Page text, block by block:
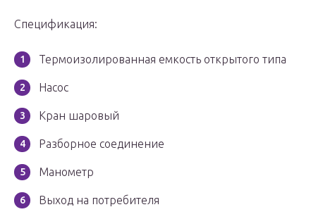
Спецификация:
Термоизолированная емкость открытого типа
Насос
Кран шаровый
Разборное соединение
Манометр
Выход на потребителя